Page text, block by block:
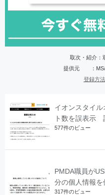
取次・紹介：
提供元 ：
登録方
イオンスタイ
ト数を誤表示
577件のビュー
PMDA職員が
分の個人情報を
317件のビュー